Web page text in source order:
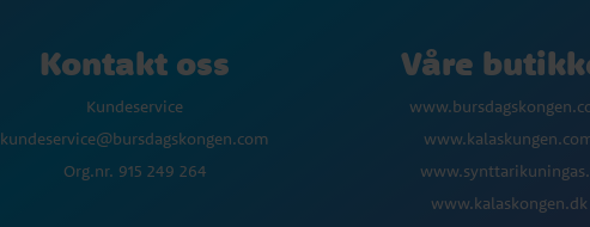
Kontakt oss
Kundeservice
kundeservice@bursdagskongen.com
Org.nr. 915 249 264
Våre
www.kalaskongen.dk